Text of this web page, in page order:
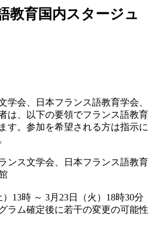
教育国内スタージュ
学会、日本フランス語教育学会、
は、以下の要領でフランス語教育
す。参加を希望される方は指示に
ンス文学会、日本フランス語教育
13時 ～ 3月23日（火）18時30分
ラム確定後に若干の変更の可能性